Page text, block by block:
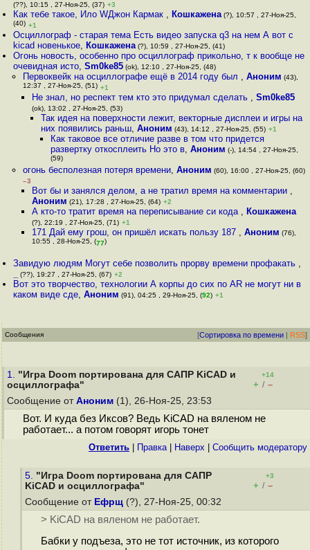
(??), 10:15 , 27-Ноя-25, (37) +3
Как тебе такое, Ило WДжон Кармак , Кошкажена (?), 10:57 , 27-Ноя-25,
(40) +1
Осциллограф - старая тема Есть видео запуска q3 на нем А вот с
kicad новенькое, Кошкажена (?), 10:59 , 27-Ноя-25, (41)
Огонь новость, особенно про осциллограф прикольно, т к вообще не
очевидная исто,Sm0ke85 (ok), 12:10 , 27-Ноя-25, (48)
Первоквейк на осциллографе ещё в 2014 году был , Аноним (43),
12:37 , 27-Ноя-25, (51) +1
Не знал, но респект тем кто это придумал сделать , Sm0ke85
(ok), 13:02 , 27-Ноя-25, (53)
Так идея на поверхности лежит, векторные дисплеи и игры на
них появились раньш,Аноним (43), 14:12 , 27-Ноя-25, (55) +1
Как таковое все отличие разве в том что придется
развертку откосплеить Но это в, Аноним (-), 14:54 , 27-Ноя-25,
(59)
огонь бесполезная потеря времени, Аноним (60), 16:00 , 27-Ноя-25, (60)
–3
Вот бы и занялся делом, а не тратил время на комментарии ,
Аноним (21), 17:28 , 27-Ноя-25, (64) +2
А кто-то тратит время на переписывание си кода , Кошкажена
(?), 22:19 , 27-Ноя-25, (71) +1
171 Дай ему грош, он пришёл искать пользу 187 , Аноним (76),
10:55 , 28-Ноя-25, (77)
Завидую людям Могут себе позволить прорву времени профакать ,
(??), 19:27 , 27-Ноя-25, (67) +2
Вот это творчество, технологии А корпы до сих по AR не могут ни в
каком виде сде,Аноним (91), 04:25 , 29-Ноя-25, (92) +1
Сообщения [Сортировка по времени | RSS]
1. "Игра Doom портирована для САПР KiCAD и
осциллографа"
+14
+ / –
Сообщение от Аноним (1), 26-Ноя-25, 23:53
Вот. И куда без Иксов? Ведь KiCAD на вяленом не
работает... а потом говорят игорь тонет
Ответить Правка| Наверх Cообщить модератору
5. "Игра Doom портирована для САПР
KiCAD и осциллографа"
+3
+ / –
Сообщение от Ефрщ (?), 27-Ноя-25, 00:32
> KiCAD на вяленом не работает.
Бабки у подъеза, это не тот источник, из которого